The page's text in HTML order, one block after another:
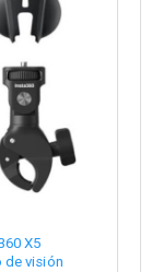
X5
de visión